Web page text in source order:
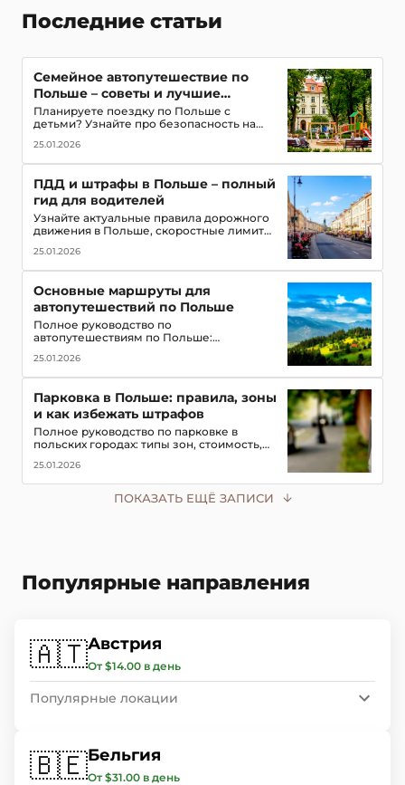
Последние статьи
Семейное автопутешествие по
Польше – советы и лучшие
маршруты с детьми
Планируете поездку по Польше с
детьми? Узнайте про безопасность на
игровые зоны и полезные приложения
для путешествия всей семьей
25.01.2026
ПДД и штрафы в Польше – полный
гид для водителей
Узнайте актуальные правила дорожного
движения в Польше, скоростные лимиты,
обязательное оборудование в
автомобиле и размеры штрафов для
25.01.2026
Основные маршруты для
автопутешествий по Польше
Полное руководство по
автопутешествиям по Польше:
достопримечательности, замки, горы и
озёра, советы для водителей
25.01.2026
Парковка в Польше: правила, зоны
и как избежать штрафов
Полное руководство по парковке в
польских городах: типы зон, стоимость,
советы, чтобы не получить штраф в 2026
году
25.01.2026
ПОКАЗАТЬ ЕЩЁ ЗАПИСИ
Популярные направления
🇦🇹Австрия
От $14.00 в день
Популярные локации
🇧🇪Бельгия
От $31.00 в день